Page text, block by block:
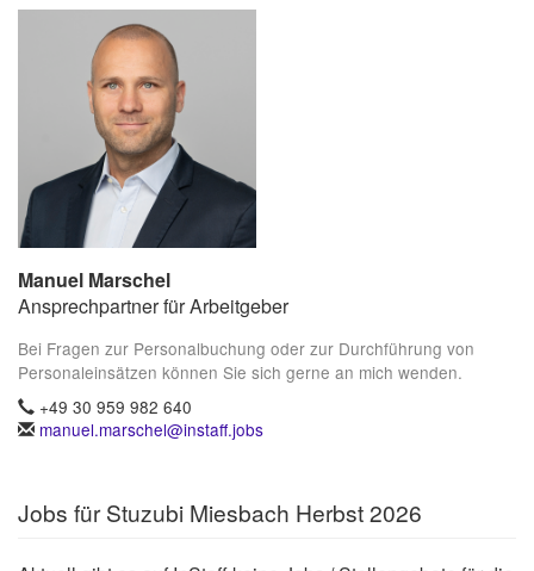
Manuel Marschel
Ansprechpartner für Arbeitgeber
Bei Fragen zur Personalbuchung oder zur Durchführung von
Personaleinsätzen können Sie sich gerne an mich wenden.
+49 30 959 982 640
manuel.marschel@instaff.jobs
Jobs für Stuzubi Miesbach Herbst 2026